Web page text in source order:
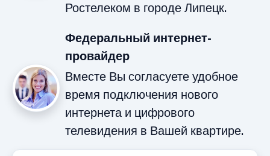
Ростелеком в городе Липецк.
Федеральный интернет-
провайдер
Вместе Вы согласуете удобное
время подключения нового
интернета и цифрового
телевидения в Вашей квартире.